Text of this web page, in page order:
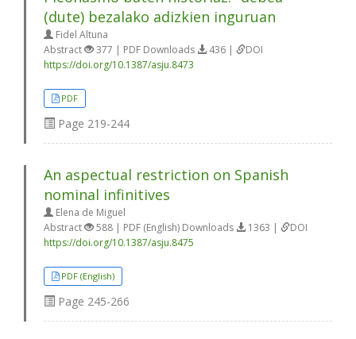
(dute) bezalako adizkien inguruan
Fidel Altuna
Abstract
377 | PDF Downloads 436 |
DOI
https://doi.org/10.1387/asju.8473
PDF
Page 219-244
An aspectual restriction on Spanish
nominal infinitives
Elena de Miguel
Abstract
588 | PDF (English) Downloads 1363 |
DOI
https://doi.org/10.1387/asju.8475
PDF (English)
Page 245-266